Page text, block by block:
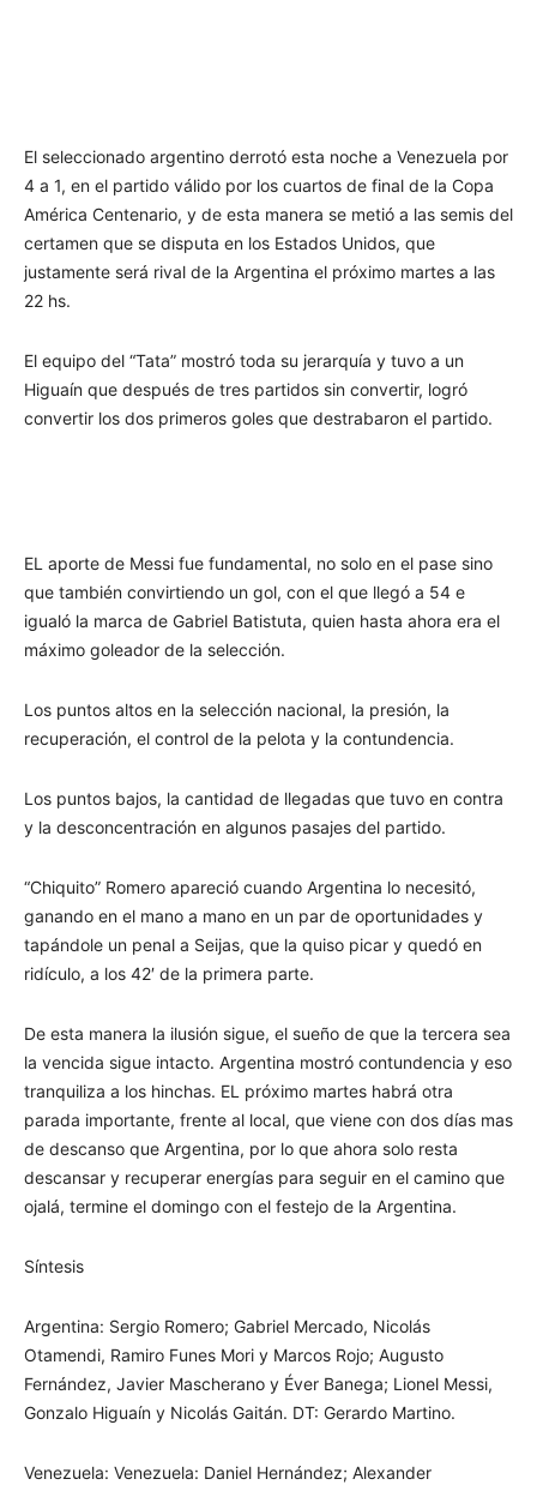
El seleccionado argentino derrotó esta noche a Venezuela por
4 a 1, en el partido válido por los cuartos de final de la Copa
América Centenario, y de esta manera se metió a las semis del
certamen que se disputa en los Estados Unidos, que
justamente será rival de la Argentina el próximo martes a las
22 hs.
El equipo del “Tata” mostró toda su jerarquía y tuvo a un
Higuaín que después de tres partidos sin convertir, logró
convertir los dos primeros goles que destrabaron el partido.
EL aporte de Messi fue fundamental, no solo en el pase sino
que también convirtiendo un gol, con el que llegó a 54 e
igualó la marca de Gabriel Batistuta, quien hasta ahora era el
máximo goleador de la selección.
Los puntos altos en la selección nacional, la presión, la
recuperación, el control de la pelota y la contundencia.
Los puntos bajos, la cantidad de llegadas que tuvo en contra
y la desconcentración en algunos pasajes del partido.
“Chiquito” Romero apareció cuando Argentina lo necesitó,
ganando en el mano a mano en un par de oportunidades y
tapándole un penal a Seijas, que la quiso picar y quedó en
ridículo, a los 42′ de la primera parte.
De esta manera la ilusión sigue, el sueño de que la tercera sea
la vencida sigue intacto. Argentina mostró contundencia y eso
tranquiliza a los hinchas. EL próximo martes habrá otra
parada importante, frente al local, que viene con dos días mas
de descanso que Argentina, por lo que ahora solo resta
descansar y recuperar energías para seguir en el camino que
ojalá, termine el domingo con el festejo de la Argentina.
Síntesis
Argentina: Sergio Romero; Gabriel Mercado, Nicolás
Otamendi, Ramiro Funes Mori y Marcos Rojo; Augusto
Fernández, Javier Mascherano y Éver Banega; Lionel Messi,
Gonzalo Higuaín y Nicolás Gaitán. DT: Gerardo Martino.
Venezuela: Venezuela: Daniel Hernández; Alexander